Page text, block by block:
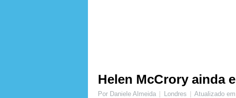
Helen McCrory ainda
Por Daniele Almeida Londres Atualizado